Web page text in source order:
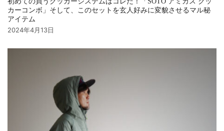
カーコンボ」そして、このセットを玄人好みに変貌させるマル秘
アイテム
2024年4月13日